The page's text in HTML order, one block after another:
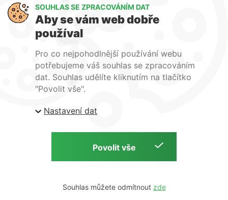
O nás
Kontakty
| ARTlighting.cz, Komenského 427 Újezd u Brna, 664
Copyright © 2026 | ARTlighting.cz | by
SOUHLAS SE ZPRACOVÁNÍM DAT
Aby se vám web dobře
používal
Pro co nejpohodlnější používání webu
potřebujeme váš souhlas se zpracováním
dat. Souhlas udělíte kliknutím na tlačítko
"Povolit vše".
Nastavení dat
Souhlas můžete odmítnout